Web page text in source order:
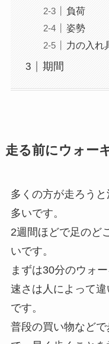
負荷
姿勢
力の入れ
期間
走る前にウォー
多くの方が走ろう
多いです。
2週間ほどで足のど
いです。
まずは30分のウォ
速さは人によって
です。
普段の買い物など